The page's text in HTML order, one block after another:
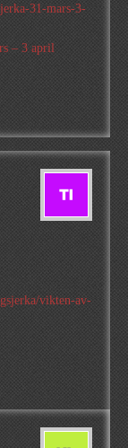
31-mars-3-
– 3 april
vikten-av-